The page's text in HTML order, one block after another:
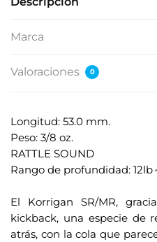
Marca
Valoraciones 0
Longitud: 53.0 mm.
Peso: 3/8 oz.
RATTLE SOUND
Rango de profundidad: 12lb
El Korrigan SR/MR,
kickback, una especie de
atrás, con la cola que